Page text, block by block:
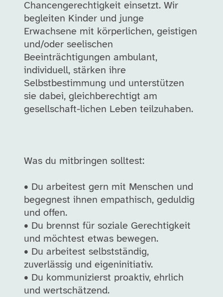
Chancengerechtigkeit einsetzt. Wir
begleiten Kinder und junge
Erwachsene mit körperlichen, geistigen
und/oder seelischen
Beeinträchtigungen ambulant,
individuell, stärken ihre
Selbstbestimmung und unterstützen
sie dabei, gleichberechtigt am
gesellschaft-lichen Leben teilzuhaben.
Was du mitbringen solltest:
• Du arbeitest gern mit Menschen und
begegnest ihnen empathisch, geduldig
und offen.
• Du brennst für soziale Gerechtigkeit
und möchtest etwas bewegen.
• Du arbeitest selbstständig,
zuverlässig und eigeninitiativ.
• Du kommunizierst proaktiv, ehrlich
und wertschätzend.